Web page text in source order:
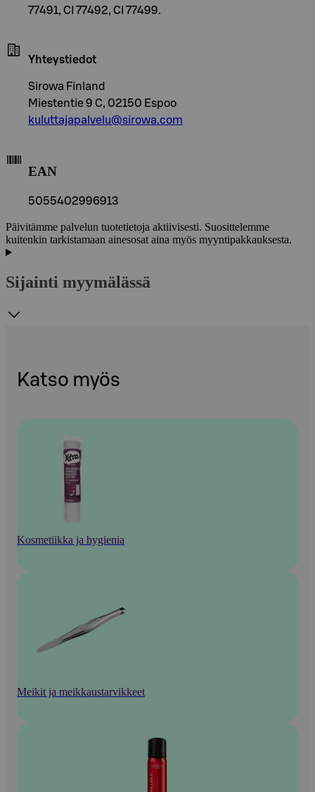
77491, CI 77492, CI 77499.
Yhteystiedot
Sirowa Finland
Miestentie 9 C, 02150 Espoo
kuluttajapalvelu@sirowa.com
EAN
5055402996913
Päivitämme palvelun tuotetietoja aktiivisesti. Suosittelemme
kuitenkin tarkistamaan ainesosat aina myös myyntipakkauksesta.
Sijainti myymälässä
Katso myös
Kosmetiikka ja hygienia
Meikit ja meikkaustarvikkeet